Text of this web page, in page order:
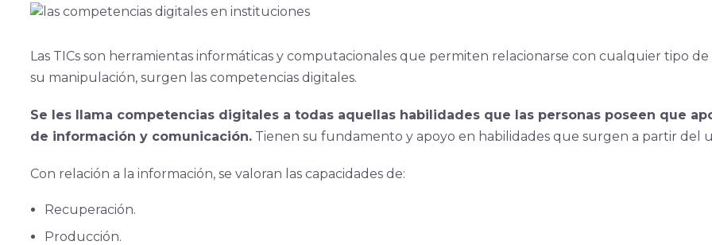
Las TICs son herramientas informáticas y computacionales que permiten relacionarse con cualquier tipo de
su manipulación, surgen las competencias digitales.
Se les llama competencias digitales a todas aquellas habilidades que las personas poseen que
de información y comunicación. Tienen su fundamento y apoyo en habilidades que surgen a partir del
Con relación a la información, se valoran las capacidades de:
Recuperación.
Producción.